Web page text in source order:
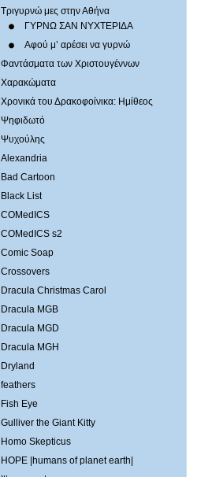
Τριγυρνώ μες στην Αθήνα
ΓΥΡΝΩ ΣΑΝ ΝΥΧΤΕΡΙΔΑ
Αφού μ’ αρέσει να γυρνώ
Φαντάσματα των Χριστουγέννων
Χαρακώματα
Χρονικά του Δρακοφοίνικα: Ημίθεος
Ψηφιδωτό
Ψυχούλης
Alexandria
Bad Cartoon
Black List
COMedICS
COMedICS s2
Comic Soap
Crossovers
Dracula Christmas Carol
Dracula MGB
Dracula MGD
Dracula MGH
Dryland
feathers
Fish Eye
Gulliver the Giant Kitty
Homo Skepticus
HOPE |humans of planet earth|